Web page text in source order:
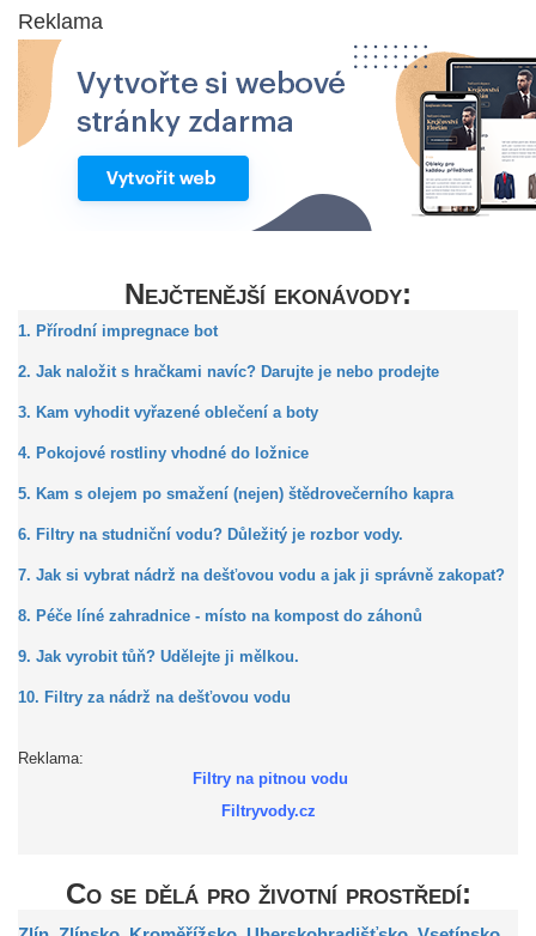
Reklama
Nejčtenější ekonávody:
1. Přírodní impregnace bot
2. Jak naložit s hračkami navíc? Darujte je nebo prodejte
3. Kam vyhodit vyřazené oblečení a boty
4. Pokojové rostliny vhodné do ložnice
5. Kam s olejem po smažení (nejen) štědrovečerního kapra
6. Filtry na studniční vodu? Důležitý je rozbor vody.
7. Jak si vybrat nádrž na dešťovou vodu a jak ji správně zakopat?
8. Péče líné zahradnice - místo na kompost do záhonů
9. Jak vyrobit tůň? Udělejte ji mělkou.
10. Filtry za nádrž na dešťovou vodu
Reklama:
Filtry na pitnou vodu
Filtryvody.cz
Co se dělá pro životní prostředí: